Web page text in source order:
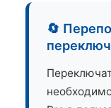
🔄